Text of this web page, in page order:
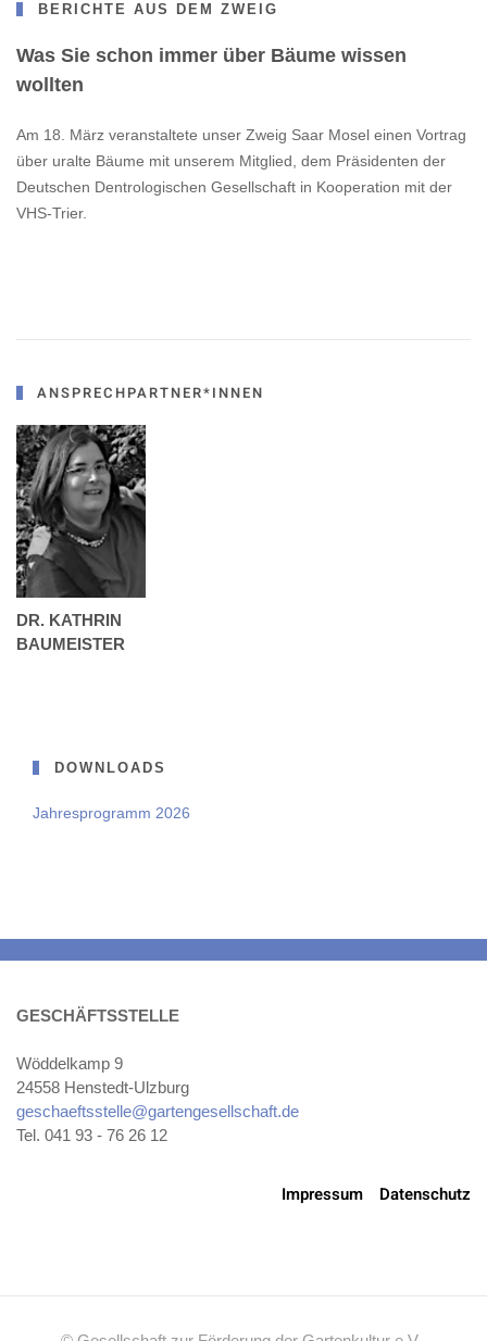
BERICHTE AUS DEM ZWEIG
Was Sie schon immer über Bäume wissen
wollten
Am 18. März veranstaltete unser Zweig Saar Mosel einen Vortrag
über uralte Bäume mit unserem Mitglied, dem Präsidenten der
Deutschen Dentrologischen Gesellschaft in Kooperation mit der
VHS-Trier.
ANSPRECHPARTNER*INNEN
DR. KATHRIN
BAUMEISTER
DOWNLOADS
Jahresprogramm 2026
GESCHÄFTSSTELLE
Wöddelkamp 9
24558 Henstedt-Ulzburg
geschaeftsstelle@gartengesellschaft.de
Tel. 041 93 - 76 26 12
Impressum Datenschutz